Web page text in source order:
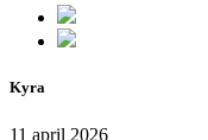
Kyra
11 april 2026